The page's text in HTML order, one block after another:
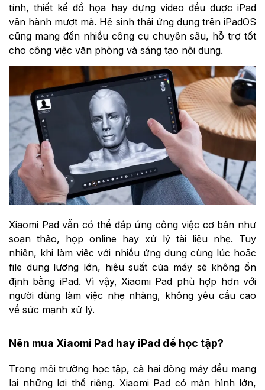
tính, thiết kế đồ họa hay dựng video đều được iPad
vận hành mượt mà. Hệ sinh thái ứng dụng trên iPadOS
cũng mang đến nhiều công cụ chuyên sâu, hỗ trợ tốt
cho công việc văn phòng và sáng tạo nội dung.
Xiaomi Pad vẫn có thể đáp ứng công việc cơ bản như
soạn thảo, họp online hay xử lý tài liệu nhẹ. Tuy
nhiên, khi làm việc với nhiều ứng dụng cùng lúc hoặc
file dung lượng lớn, hiệu suất của máy sẽ không ổn
định bằng iPad. Vì vậy, Xiaomi Pad phù hợp hơn với
người dùng làm việc nhẹ nhàng, không yêu cầu cao
về sức mạnh xử lý.
Nên mua Xiaomi Pad hay iPad để học tập?
Trong môi trường học tập, cả hai dòng máy đều mang
lại những lợi thế riêng. Xiaomi Pad có màn hình lớn,